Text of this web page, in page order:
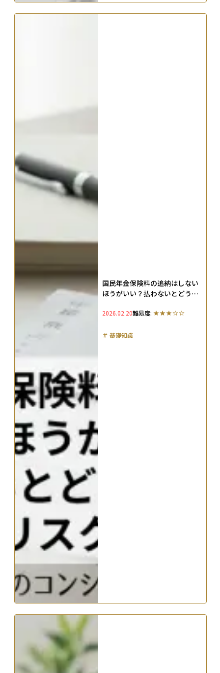
国民年金保険料の追納はしない
ほうがいい？払わないとどうな
2026.02.20難易度:
＃ 基礎知識